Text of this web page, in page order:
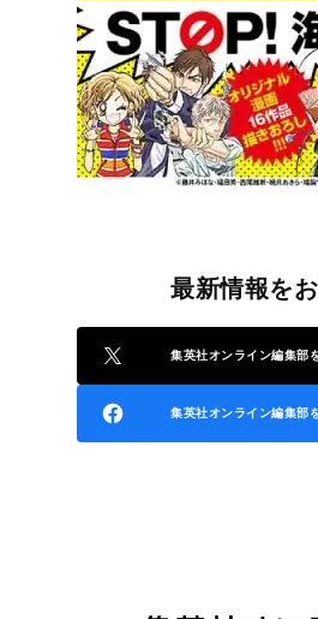
最新情報を
集英社オンライン編集部
集英社オンライン編集部